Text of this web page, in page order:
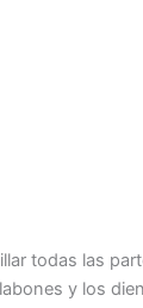
todas las
y los